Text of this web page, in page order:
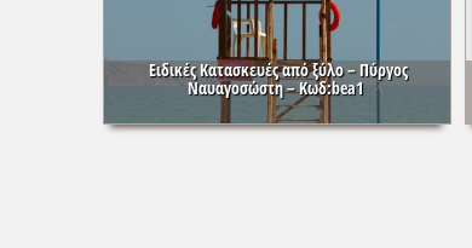
Ειδικές Κατασκευές από ξύλο – Πύργος
Ναυαγοσώστη – Κωδ:bea1